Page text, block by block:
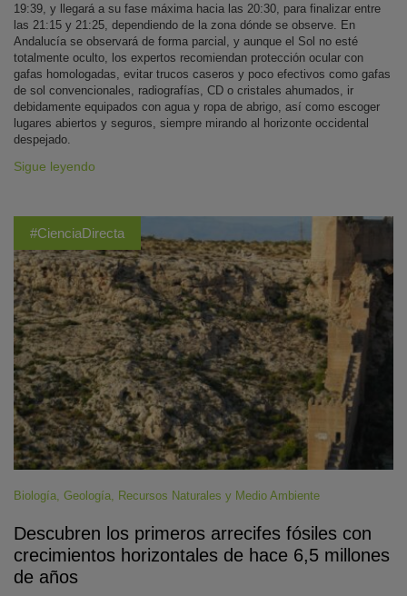
19:39, y llegará a su fase máxima hacia las 20:30, para finalizar entre
las 21:15 y 21:25, dependiendo de la zona dónde se observe. En
Andalucía se observará de forma parcial, y aunque el Sol no esté
totalmente oculto, los expertos recomiendan protección ocular con
gafas homologadas, evitar trucos caseros y poco efectivos como gafas
de sol convencionales, radiografías, CD o cristales ahumados, ir
debidamente equipados con agua y ropa de abrigo, así como escoger
lugares abiertos y seguros, siempre mirando al horizonte occidental
despejado.
Sigue leyendo
#CienciaDirecta
Biología Geología Recursos Naturales y Medio Ambiente
Descubren los primeros arrecifes fósiles con
crecimientos horizontales de hace 6,5 millones
de años